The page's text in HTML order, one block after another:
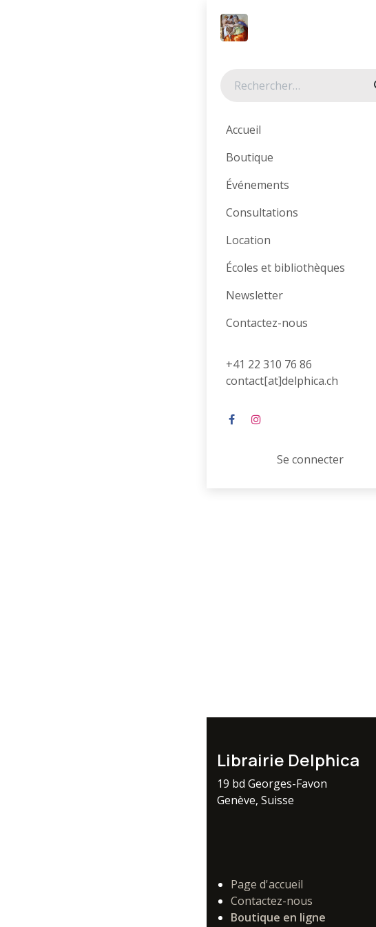
Accueil
Boutique
Événements
Consultations
Location
Écoles et bibliothèques
Newsletter
Contactez-nous
+41 22 310 76 86
contact[at]delphica.ch
Se connecter
Tous les produits Amiel ou
Librairie Delphica
19 bd Georges-Favon
Genève, Suisse
Page d'accueil
Contactez-nous
Boutique en ligne